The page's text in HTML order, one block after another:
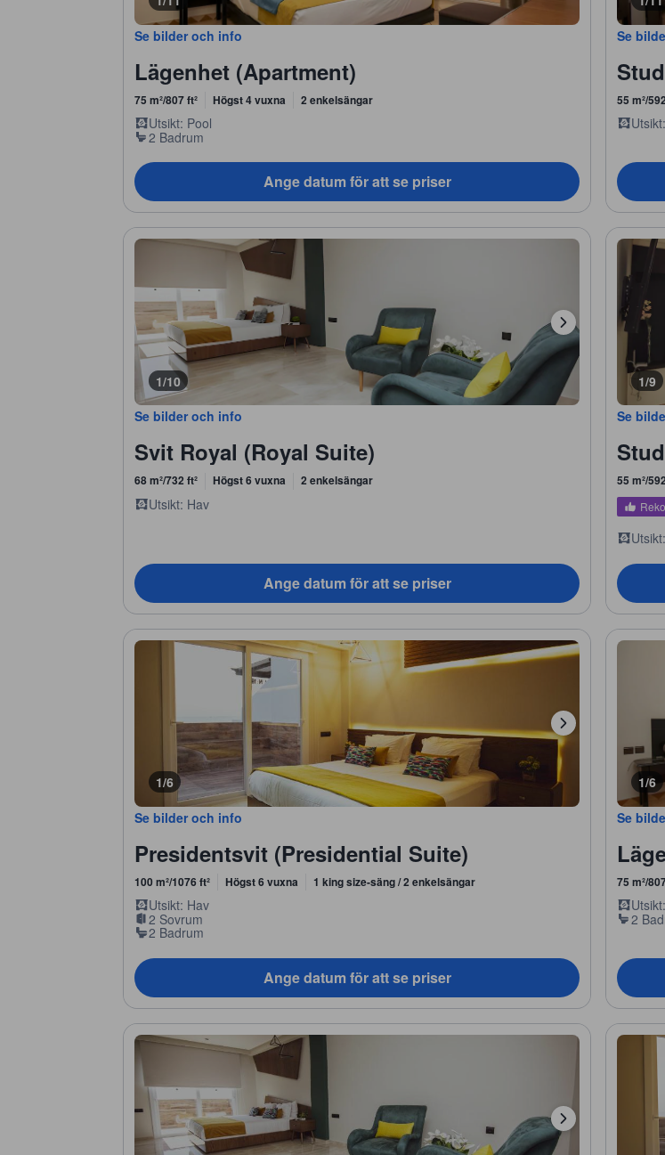
Se bilder och info
Lägenhet (Apartment)
75 m²/807 ft² Högst 4 vuxna 2 enkelsängar
Utsikt: Pool
2 Badrum
Ange datum för att se priser
Se
55 m²/
1/10
Se bilder och info
Svit Royal (Royal Suite)
68 m²/732 ft² Högst 6 vuxna 2 enkelsängar
Utsikt: Hav
Ange datum för att se priser
1/9
Se
55 m²/
1/6
Se bilder och info
Presidentsvit (Presidential Suite)
100 m²/1076 ft² Högst 6 vuxna 1 king size-säng / 2 enkelsängar
Utsikt: Hav
2 Sovrum
2 Badrum
Ange datum för att se priser
1/6
Se
75 m²/
2